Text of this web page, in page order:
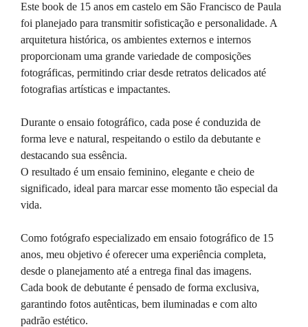
Este book de 15 anos em castelo em São Francisco de Paula
foi planejado para transmitir sofisticação e personalidade. A
arquitetura histórica, os ambientes externos e internos
proporcionam uma grande variedade de composições
fotográficas, permitindo criar desde retratos delicados até
fotografias artísticas e impactantes.
Durante o ensaio fotográfico, cada pose é conduzida de
forma leve e natural, respeitando o estilo da debutante e
destacando sua essência.
O resultado é um ensaio feminino, elegante e cheio de
significado, ideal para marcar esse momento tão especial da
vida.
Como fotógrafo especializado em ensaio fotográfico de 15
anos, meu objetivo é oferecer uma experiência completa,
desde o planejamento até a entrega final das imagens.
Cada book de debutante é pensado de forma exclusiva,
garantindo fotos autênticas, bem iluminadas e com alto
padrão estético.